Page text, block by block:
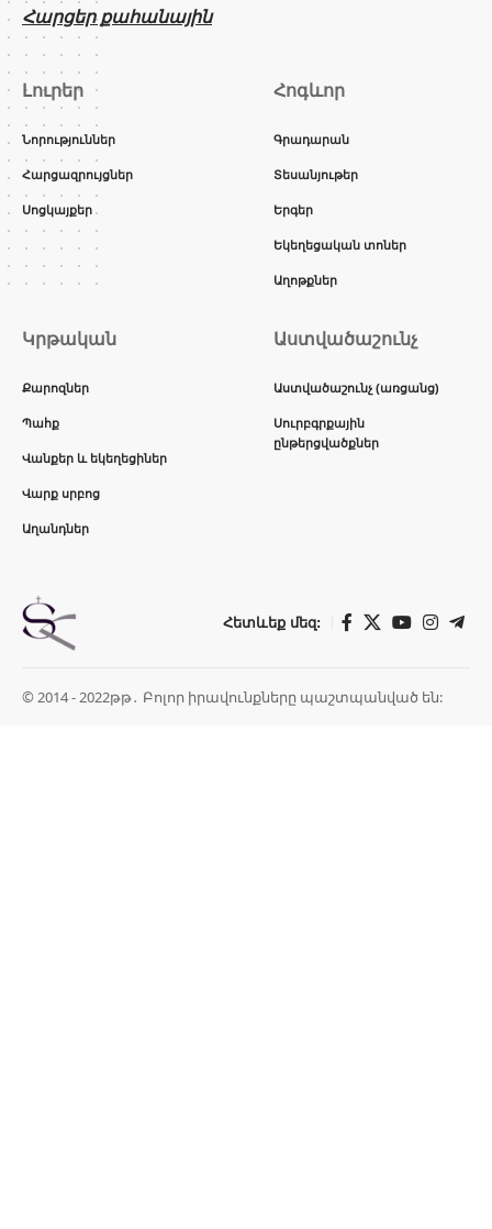
Հարցեր քահանային
Լուրեր
Նորություններ
Հարցազրույցներ
Սոցկայքեր
Հոգևոր
Գրադարան
Տեսանյութեր
Երգեր
Եկեղեցական տոներ
Աղոթքներ
Կրթական
Քարոզներ
Պահք
Վանքեր և եկեղեցիներ
Վարք սրբոց
Աղանդներ
Աստվածաշունչ
Աստվածաշունչ (առցանց)
Սուրբգրքային
ընթերցվածքներ
Հետևեք մեզ:
© 2014 - 2022թթ․ Բոլոր իրավունքները պաշտպանված են: